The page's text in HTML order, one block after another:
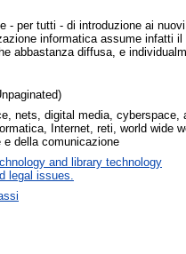
- per tutti - di introduzione ai
informatica assume infatti
abbastanza diffusa, e
nets, digital media,
Internet, reti, world wide
e della comunicazione
and library technology
legal issues.